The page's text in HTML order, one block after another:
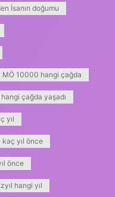
İsanın doğumu
MÖ 10000 hangi çağda
çağda yaşadı
yıl
yıl önce
önce
hangi yıl